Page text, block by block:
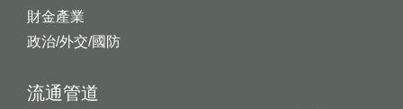
財金產業
政治/外交/國防
流通管道